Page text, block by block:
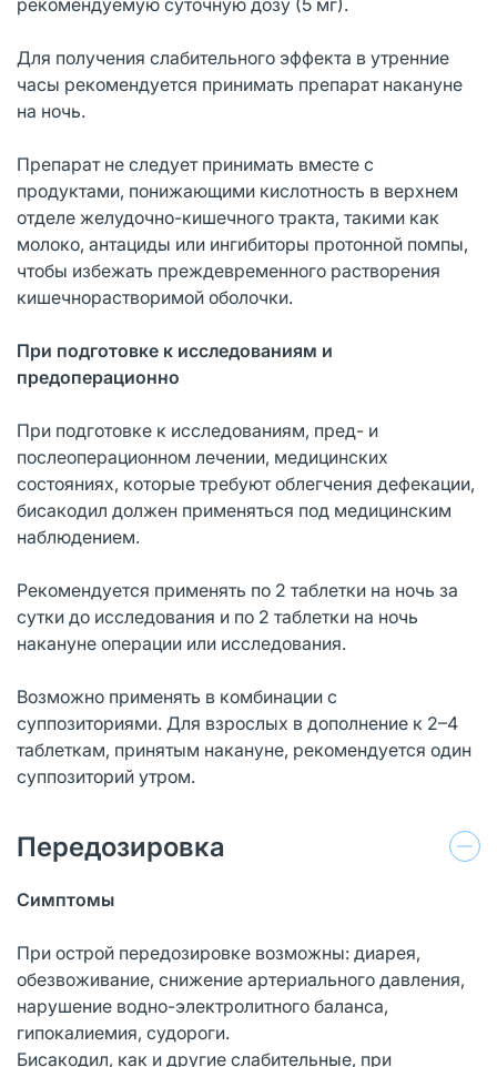
Для получения слабительного эффекта в утренние
часы рекомендуется принимать препарат накануне
на ночь.
Препарат не следует принимать вместе с
продуктами, понижающими кислотность в верхнем
отделе желудочно-кишечного тракта, такими как
молоко, антациды или ингибиторы протонной помпы,
чтобы избежать преждевременного растворения
кишечнорастворимой оболочки.
При подготовке к исследованиям и
предоперационно
При подготовке к исследованиям, пред- и
послеоперационном лечении, медицинских
состояниях, которые требуют облегчения дефекации,
бисакодил должен применяться под медицинским
наблюдением.
Рекомендуется применять по 2 таблетки на ночь за
сутки до исследования и по 2 таблетки на ночь
накануне операции или исследования.
Возможно применять в комбинации с
суппозиториями. Для взрослых в дополнение к 2–4
таблеткам, принятым накануне, рекомендуется один
суппозиторий утром.
Передозировка
Симптомы
При острой передозировке возможны: диарея,
обезвоживание, снижение артериального давления,
нарушение водно-электролитного баланса,
гипокалиемия, судороги.
Бисакодил, как и другие слабительные, при